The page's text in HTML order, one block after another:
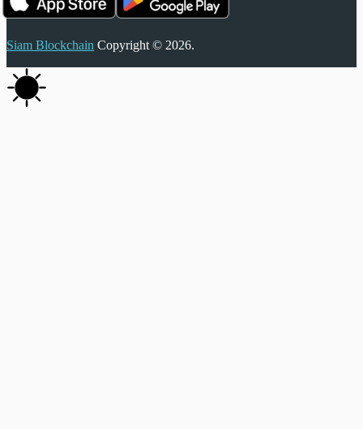
Siam Blockchain Copyright © 2026.